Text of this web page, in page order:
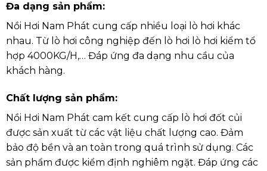
Đa dạng sản phẩm:
Nồi Hơi Nam Phát cung cấp nhiều loại lò hơi khác
nhau. Từ lò hơi công nghiệp đến lò hơi lò hơi kiểm tổ
hợp 4000KG/H,… Đáp ứng đa dạng nhu cầu của
khách hàng.
Chất lượng sản phẩm:
Nồi Hơi Nam Phát cam kết cung cấp lò hơi đốt củi
được sản xuất từ các vật liệu chất lượng cao. Đảm
bảo độ bền và an toàn trong quá trình sử dụng. Các
sản phẩm được kiểm định nghiêm ngặt. Đáp ứng các